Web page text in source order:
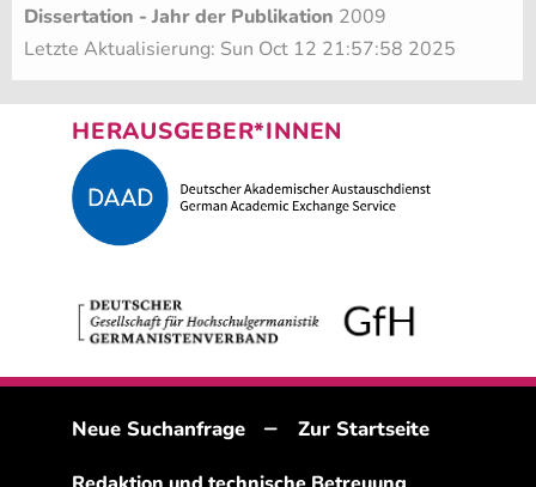
Dissertation - Jahr der Publikation 2009
Letzte Aktualisierung: Sun Oct 12 21:57:58 2025
HERAUSGEBER*INNEN
Neue Suchanfrage – Zur Startseite